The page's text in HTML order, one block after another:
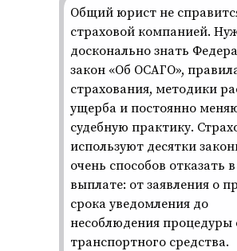
Общий юрист не
страховой компанией.
досконально знать
закон «Об ОСАГО»,
страхования, методики
ущерба и постоянно
судебную практику.
используют десятки
очень способов отказать в
выплате: от заявления о
срока уведомления до
несоблюдения процедуры
транспортного средства.